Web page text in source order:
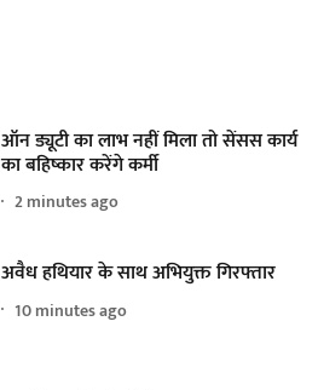
ऑन ड्यूटी का लाभ नहीं मिला तो सेंसस कार्य
का बहिष्कार करेंगे कर्मी
2 minutes ago
अवैध हथियार के साथ अभियुक्त गिरफ्तार
10 minutes ago